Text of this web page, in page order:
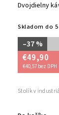
Dvojdielny
Skladom do
–37 %
€49,90
€40,57 bez DPH
Stolík v